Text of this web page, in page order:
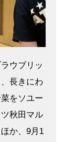
ウブリッ
長きにわ
をソユー
秋田マル
か、9月1